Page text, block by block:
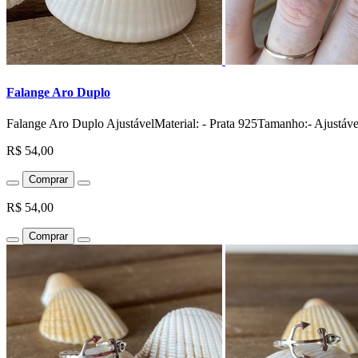
Falange Aro Duplo
Falange Aro Duplo AjustávelMaterial: - Prata 925Tamanho:-
R$ 54,00
Comprar
R$ 54,00
Comprar